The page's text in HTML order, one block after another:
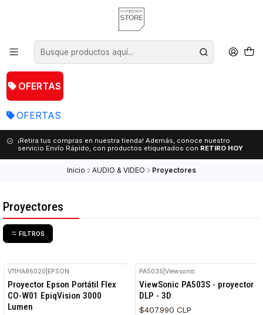
OFERTAS
OFERTAS
¡Retira tus compras en nuestra tienda! Además, conoce nuestro
servicio Envío Rápido, con productos etiquetados con RETIRO HOY
Inicio AUDIO & VIDEO Proyectores
Proyectores
FILTROS
V11HA86020 EPSON
Proyector Epson Portátil Flex
CO-W01 EpiqVision 3000
Lumen
PA503S |Viewsonic
ViewSonic PA503S - proyector
DLP - 3D
$407.990 CLP